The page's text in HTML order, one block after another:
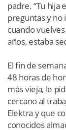
padre. “Tu hija
preguntas y no
cuando
años, estaba
El fin de
48 horas de
más vieja, le
cercano al
Elektra y que
conocidos